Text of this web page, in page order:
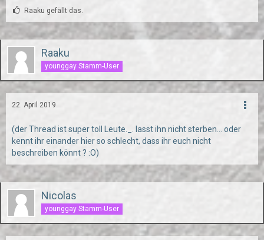
Raaku gefällt das.
Raaku
younggay Stamm-User
22. April 2019
(der Thread ist super toll Leute._. lasst ihn nicht sterben... oder
kennt ihr einander hier so schlecht, dass ihr euch nicht
beschreiben könnt ? :O)
Nicolas
younggay Stamm-User